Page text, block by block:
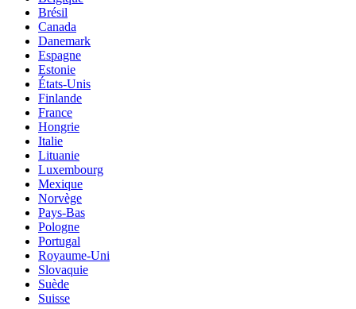
Brésil
Canada
Danemark
Espagne
Estonie
États-Unis
Finlande
France
Hongrie
Italie
Lituanie
Luxembourg
Mexique
Norvège
Pays-Bas
Pologne
Portugal
Royaume-Uni
Slovaquie
Suède
Suisse